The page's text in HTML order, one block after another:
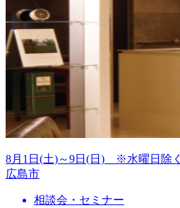
8月1日(土)～9日(日) ※水曜日除く
広島市
相談会・セミナー